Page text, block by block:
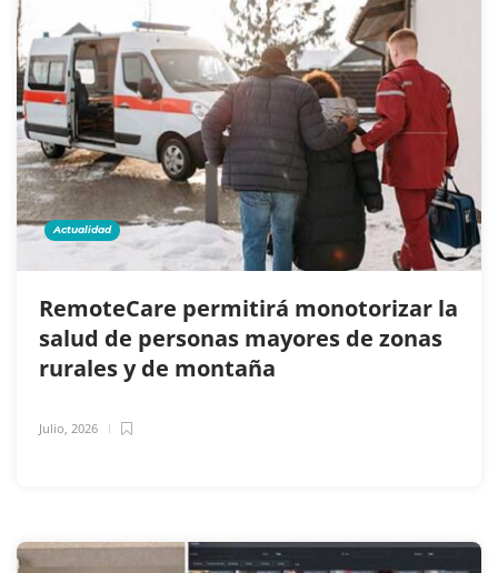
Actualidad
RemoteCare permitirá monotorizar la
salud de personas mayores de zonas
rurales y de montaña
Julio, 2026